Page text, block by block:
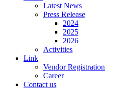
Latest News
Press Release
2024
2025
2026
Activities
Link
Vendor Registration
Career
Contact us